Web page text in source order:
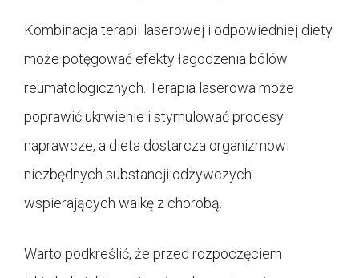
Kombinacja terapii laserowej i odpowiedniej diety
może potęgować efekty łagodzenia bólów
reumatologicznych. Terapia laserowa może
poprawić ukrwienie i stymulować procesy
naprawcze, a dieta dostarcza organizmowi
niezbędnych substancji odżywczych
wspierających walkę z chorobą.
Warto podkreślić, że przed rozpoczęciem